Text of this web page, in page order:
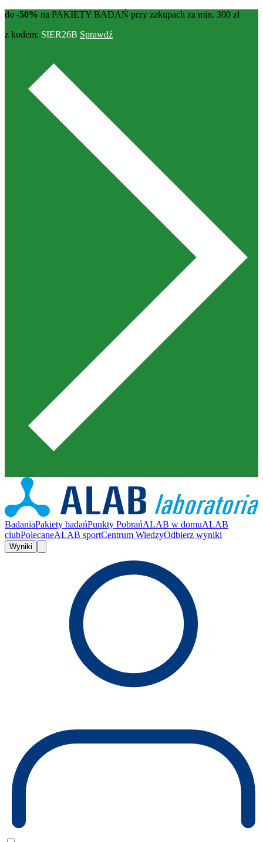
do -50% na PAKIETY BADAŃ przy zakupach za min. 300 zł
z kodem: SIER26B Sprawdź
BadaniaPakiety badańPunkty PobrańALAB w domuALAB
clubPolecaneALAB sportCentrum WiedzyOdbierz wyniki
Wyniki